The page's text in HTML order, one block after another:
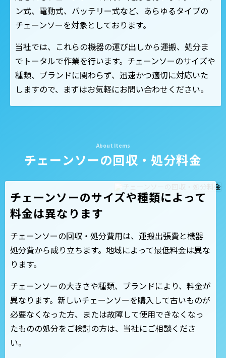
ン式、電動式、バッテリー式など、あらゆるタイプの
チェーンソーを対象としております。
当社では、これらの機器の運び出しから運搬、処分ま
でトータルで作業を行います。チェーンソーのサイズや
種類、ブランドに関わらず、迅速かつ適切に対応いた
しますので、まずはお気軽にお問い合わせください。
チェーンソーの回収・処分料金
チェーンソーのサイズや種類によって
料金は異なります
チェーンソーの回収・処分費用は、運搬出張費と機器
処分費から成り立ちます。地域によって最低料金は異な
ります。
チェーンソーの大きさや種類、ブランドにより、料金が
異なります。新しいチェーンソーを購入して古いものが
必要なくなった方、または故障して使用できなくなっ
たものの処分をご検討の方は、当社にご相談くださ
い。